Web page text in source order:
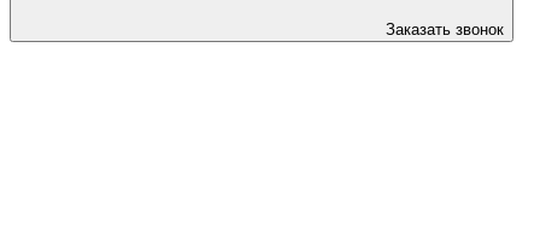
Заказать звонок